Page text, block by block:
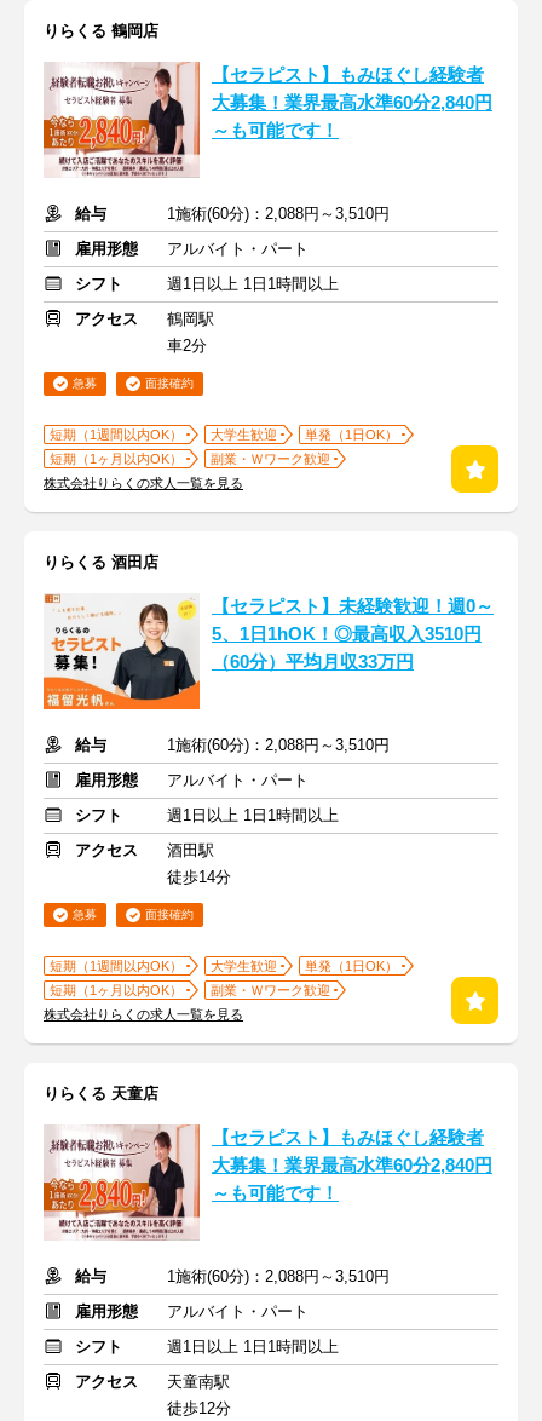
りらくる 鶴岡店
【セラピスト】もみほぐし経験者
大募集！業界最高水準60分2,840円
～も可能です！
給与
1施術(60分)：2,088円～3,510円
雇用形態
アルバイト・パート
シフト
週1日以上 1日1時間以上
アクセス
鶴岡駅
車2分
急募 面接確約
短期（1週間以内OK） 大学生歓迎
単発（1日OK）
短期（1ヶ月以内OK）
副業・Ｗワーク歓迎
株式会社りらくの求人一覧を見る
りらくる 酒田店
【セラピスト】未経験歓迎！週0～
5、1日1hOK！◎最高収入3510円
（60分）平均月収33万円
給与
1施術(60分)：2,088円～3,510円
雇用形態
アルバイト・パート
シフト
週1日以上 1日1時間以上
アクセス
酒田駅
徒歩14分
急募 面接確約
短期（1週間以内OK） 大学生歓迎
単発（1日OK）
短期（1ヶ月以内OK）
副業・Ｗワーク歓迎
株式会社りらくの求人一覧を見る
りらくる 天童店
【セラピスト】もみほぐし経験者
大募集！業界最高水準60分2,840円
～も可能です！
給与
1施術(60分)：2,088円～3,510円
雇用形態
アルバイト・パート
シフト
週1日以上 1日1時間以上
アクセス
天童南駅
徒歩12分